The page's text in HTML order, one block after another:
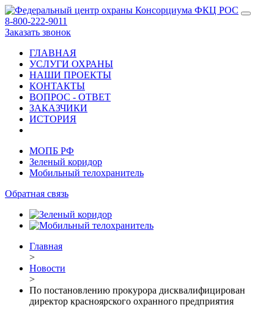
8-800-222-9011
Заказать звонок
ГЛАВНАЯ
УСЛУГИ ОХРАНЫ
НАШИ ПРОЕКТЫ
КОНТАКТЫ
ВОПРОС - ОТВЕТ
ЗАКАЗЧИКИ
ИСТОРИЯ
МОПБ РФ
Зеленый коридор
Мобильный телохранитель
Обратная связь
Главная
>
Новости
>
По постановлению прокурора дисквалифицирован
директор красноярского охранного предприятия